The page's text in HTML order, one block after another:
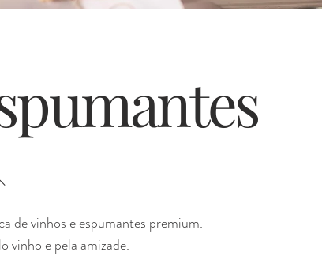
de vinhos e espumantes premium.
vinho e pela amizade.